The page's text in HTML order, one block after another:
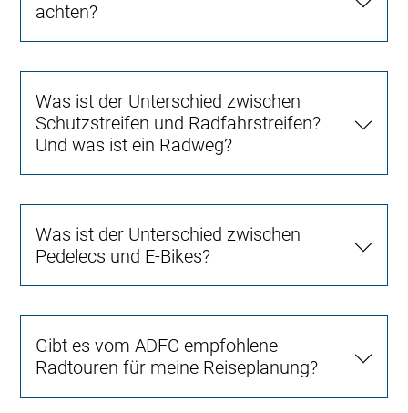
achten?
Was ist der Unterschied zwischen
Schutzstreifen und Radfahrstreifen?
Und was ist ein Radweg?
Was ist der Unterschied zwischen
Pedelecs und E-Bikes?
Gibt es vom ADFC empfohlene
Radtouren für meine Reiseplanung?